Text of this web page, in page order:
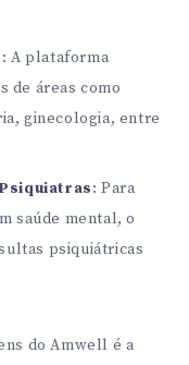
: A plataforma
de áreas como
ginecologia, entre
: Para
saúde mental, o
psiquiátricas
do Amwell é a